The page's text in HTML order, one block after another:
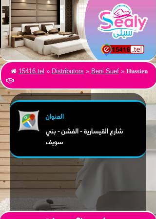
15416.tel » Distributors » Beni Suef » Hussien
العنوان
شارع القيسارية - الفشن - بني
سويف